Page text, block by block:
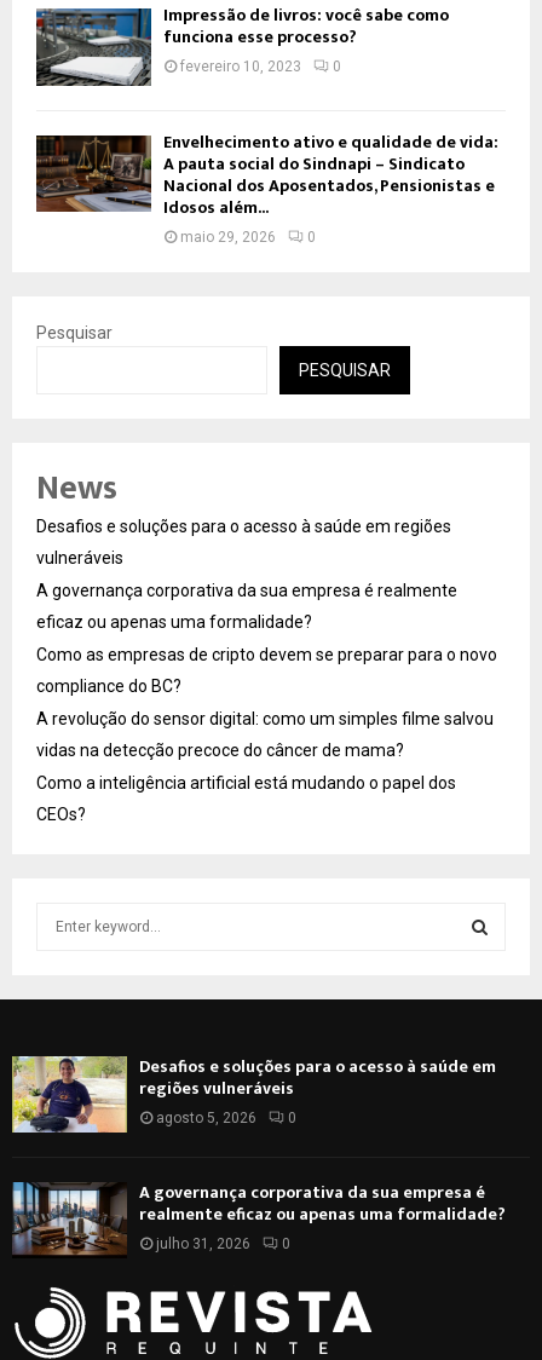
Impressão de livros: você sabe como
funciona esse processo?
fevereiro 10, 2023 0
Envelhecimento ativo e qualidade de vida:
A pauta social do Sindnapi – Sindicato
Nacional dos Aposentados, Pensionistas e
Idosos além...
maio 29, 2026 0
Pesquisar
PESQUISAR
News
Desafios e soluções para o acesso à saúde em regiões
vulneráveis
A governança corporativa da sua empresa é realmente
eficaz ou apenas uma formalidade?
Como as empresas de cripto devem se preparar para o novo
compliance do BC?
A revolução do sensor digital: como um simples filme salvou
vidas na detecção precoce do câncer de mama?
Como a inteligência artificial está mudando o papel dos
CEOs?
f
o
r
A
H
Desafios e soluções para o acesso à saúde em
regiões vulneráveis
agosto 5, 2026 0
A governança corporativa da sua empresa é
realmente eficaz ou apenas uma formalidade?
julho 31, 2026 0